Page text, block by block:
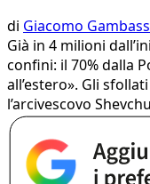
di Giacomo
Già in 4 milioni
confini: il 70% dalla
all’estero». Gli
l’arcivescovo